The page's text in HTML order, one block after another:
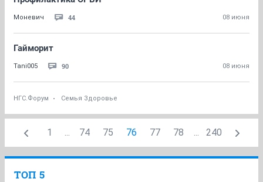
Моневич 44 08 июня
Гайморит
Tani005 90 08 июня
НГС.Форум Семья Здоровье
1 ... 74 75 76 77 78 ... 240
ТОП 5